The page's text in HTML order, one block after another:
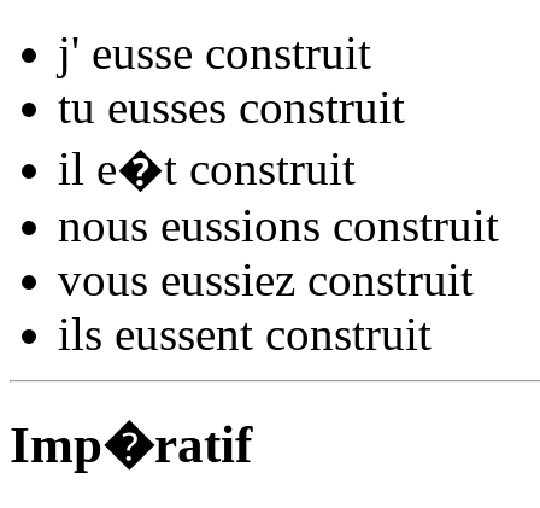
j' eusse construit
tu eusses construit
il e�t construit
nous eussions construit
vous eussiez construit
ils eussent construit
Imp�ratif